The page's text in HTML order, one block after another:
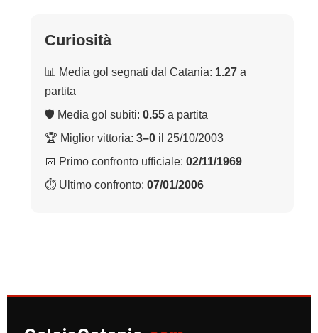
Curiosità
📊 Media gol segnati dal Catania: 1.27 a
partita
🛡 Media gol subiti: 0.55 a partita
🏆 Miglior vittoria: 3–0 il 25/10/2003
📅 Primo confronto ufficiale: 02/11/1969
⏱ Ultimo confronto: 07/01/2006